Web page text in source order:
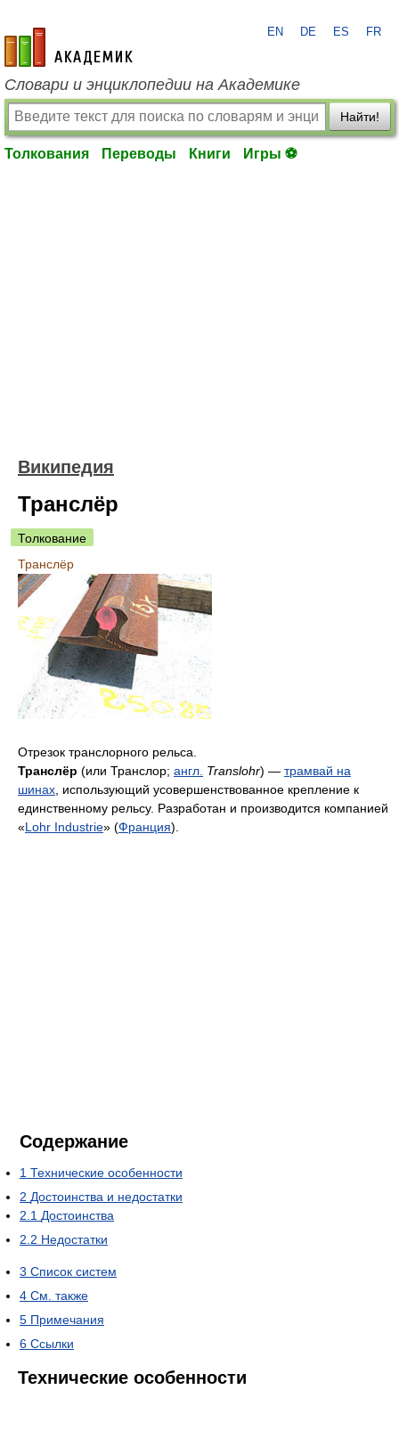
academic.ru
EN DE ES FR
Словари и энциклопедии на Академике
Найти!
Толкования Переводы Книги Игры ⚽
Википедия
Транслёр
Толкование
Транслёр
Отрезок транслорного рельса.
Транслёр (или Транслор; англ. Translohr) — трамвай на
шинах , использующий усовершенствованное крепление к
единственному рельсу. Разработан и производится компанией
«Lohr Industrie» (Франция).
Содержание
1 Технические особенности
2 Достоинства и недостатки
2.1 Достоинства
2.2 Недостатки
3 Список систем
4 См. также
5 Примечания
6 Ссылки
Технические особенности